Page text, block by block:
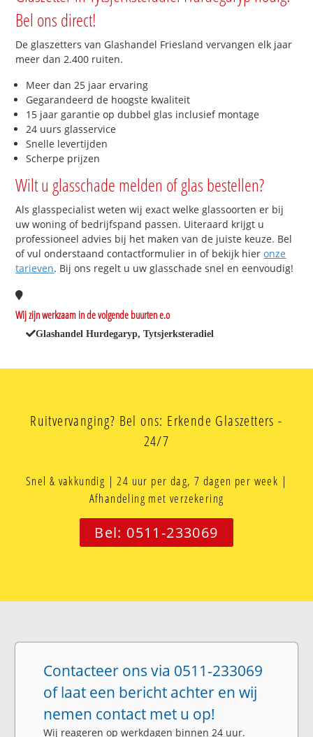
Bel ons direct!
De glaszetters van Glashandel Friesland vervangen elk jaar
meer dan 2.400 ruiten.
Meer dan 25 jaar ervaring
Gegarandeerd de hoogste kwaliteit
15 jaar garantie op dubbel glas inclusief montage
24 uurs glasservice
Snelle levertijden
Scherpe prijzen
Wilt u glasschade melden of glas bestellen?
Als glasspecialist weten wij exact welke glassoorten er bij
uw woning of bedrijfspand passen. Uiteraard krijgt u
professioneel advies bij het maken van de juiste keuze. Bel
of vul onderstaand contactformulier in of bekijk hieronze
tarieven. Bij ons regelt u uw glasschade snel en eenvoudig!
Wij zijn werkzaam in de volgende buurten e.o
Glashandel Hurdegaryp, Tytsjerksteradiel
Ruitvervanging? Bel ons: Erkende Glaszetters -
24/7
Snel & vakkundig | 24 uur per dag, 7 dagen per week |
Afhandeling met verzekering
Bel: 0511-233069
Contacteer ons via 0511-233069
of laat een bericht achter en wij
nemen contact met u op!
Wij reageren op werkdagen binnen 24 uur.